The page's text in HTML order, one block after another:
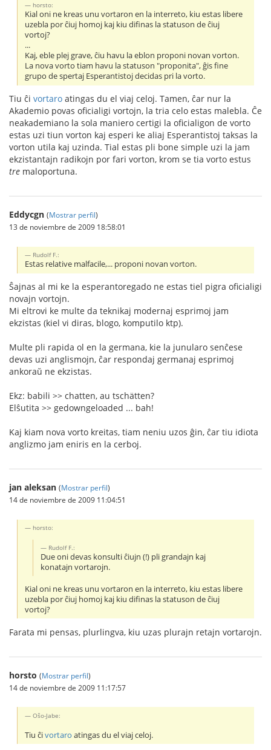
horsto:
Kial oni ne kreas unu vortaron en la interreto, kiu estas libere
uzebla por ĉiuj homoj kaj kiu difinas la statuson de ĉiuj
vortoj?
...
Kaj, eble plej grave, ĉiu havu la eblon proponi novan vorton.
La nova vorto tiam havu la statuson "proponita", ĝis fine
grupo de spertaj Esperantistoj decidas pri la vorto.
Tiu ĉi vortaro atingas du el viaj celoj. Tamen, ĉar nur la
Akademio povas oficialigi vortojn, la tria celo estas malebla. Ĉe
neakademiano la sola maniero certigi la oficialigon de vorto
estas uzi tiun vorton kaj esperi ke aliaj Esperantistoj taksas la
vorton utila kaj uzinda. Tial estas pli bone simple uzi la jam
ekzistantajn radikojn por fari vorton, krom se tia vorto estus
tre maloportuna.
Eddycgn (Mostrar perfil)
13 de noviembre de 2009 18:58:01
Rudolf F.:
Estas relative malfacile,... proponi novan vorton.
Ŝajnas al mi ke la esperantoregado ne estas tiel pigra oficialigi
novajn vortojn.
Mi eltrovi ke multe da teknikaj modernaj esprimoj jam
ekzistas (kiel vi diras, blogo, komputilo ktp).
Multe pli rapida ol en la germana, kie la junularo senĉese
devas uzi anglismojn, ĉar respondaj germanaj esprimoj
ankoraŭ ne ekzistas.
Ekz: babili >> chatten, au tschätten?
Elŝutita >> gedowngeloaded ... bah!
Kaj kiam nova vorto kreitas, tiam neniu uzos ĝin, ĉar tiu idiota
anglizmo jam eniris en la cerboj.
jan aleksan (Mostrar perfil)
14 de noviembre de 2009 11:04:51
horsto:
Rudolf F.:
Due oni devas konsulti ĉiujn (!) pli grandajn kaj
konatajn vortarojn.
Kial oni ne kreas unu vortaron en la interreto, kiu estas libere
uzebla por ĉiuj homoj kaj kiu difinas la statuson de ĉiuj
vortoj?
Farata mi pensas, plurlingva, kiu uzas plurajn retajn vortarojn.
horsto (Mostrar perfil)
14 de noviembre de 2009 11:17:57
Oŝo-Jabe:
Tiu ĉivortaro atingas du el viaj celoj.